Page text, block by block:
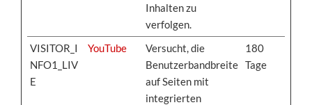
Inhalten zu
verfolgen.
VISITOR_I
NFO1_LIV
E
YouTube
Versucht, die
Benutzerbandbreite
auf Seiten mit
integrierten
180
Tage